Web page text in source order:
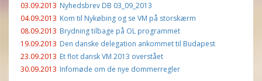
03.09.2013 Nyhedsbrev DB 03_09_2013
04.09.2013 Kom til Nykøbing og se VM på storskærm
08.09.2013 Brydning tilbage på OL programmet
19.09.2013 Den danske delegation ankommet til Budapest
23.09.2013 Et flot dansk VM 2013 overstået
30.09.2013 Infomøde om de nye dommerregler